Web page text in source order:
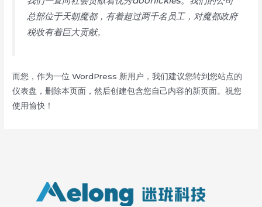
总部位于天朝魔都，有着超过两千名员工，对魔都政府
税收有着巨大贡献。
而您，作为一位 WordPress 新用户，我们建议您转到您站点的
仪表盘 ，删除本页面，然后创建包含您自己内容的新页面。祝您
使用愉快！